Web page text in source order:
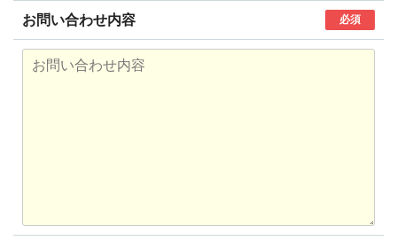
お問い合わせ内容 必須